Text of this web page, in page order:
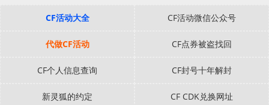
CF活动大全 CF活动微信公众号
代做CF活动 CF点券被盗找回
CF个人信息查询 CF封号十年解封
新灵狐的约定 CF CDK兑换网址